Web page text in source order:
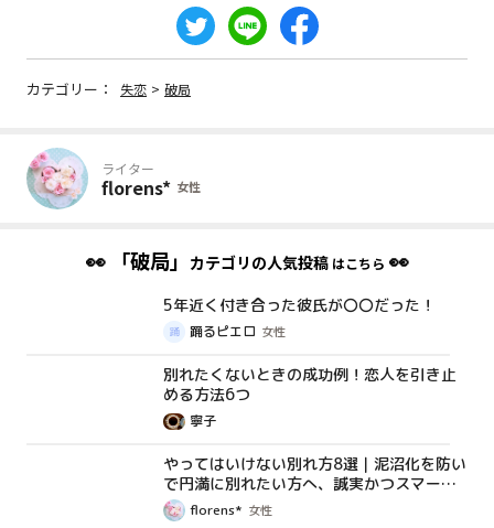
カテゴリー： 失恋 > 破局
ライター
florens* 女性
👀 「破局」 カテゴリの人気投稿はこちら 👀
5年近く付き合った彼氏が〇〇だった！
踊るピエロ 女性
別れたくないときの成功例！恋人を引き止
める方法6つ
寧子
やってはいけない別れ方8選｜泥沼化を防い
で円満に別れたい方へ、誠実かつスマート
に別れる方法を解説
florens* 女性